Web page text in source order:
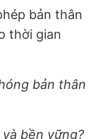
bản thân
thời gian
bản thân
bền vững?